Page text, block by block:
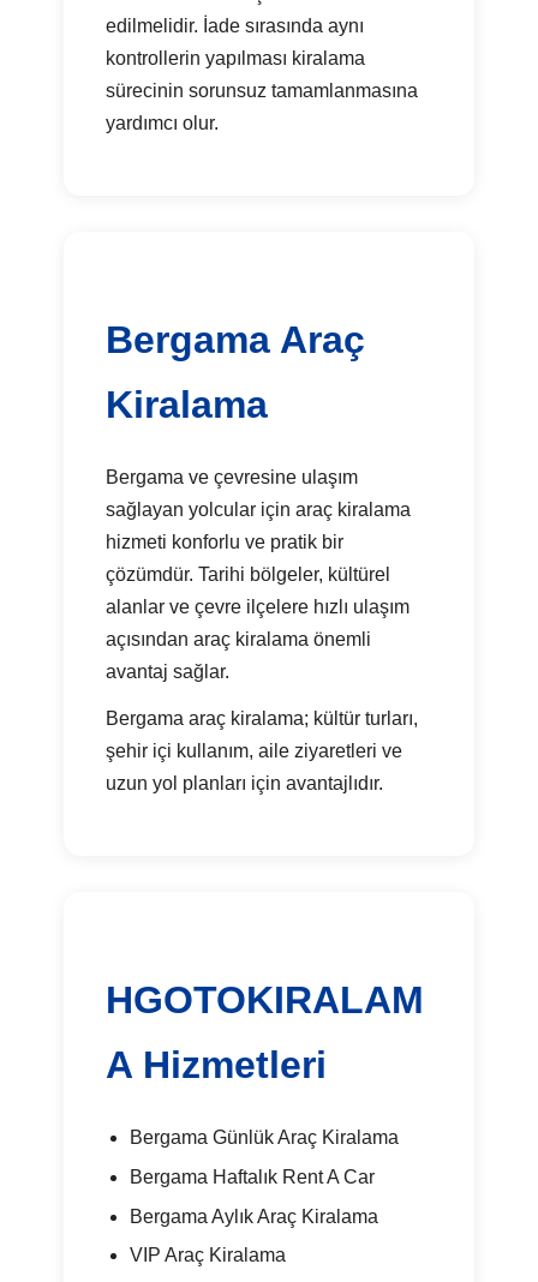
edilmelidir. İade sırasında aynı
kontrollerin yapılması kiralama
sürecinin sorunsuz tamamlanmasına
yardımcı olur.
Bergama Araç
Kiralama
Bergama ve çevresine ulaşım
sağlayan yolcular için araç kiralama
hizmeti konforlu ve pratik bir
çözümdür. Tarihi bölgeler, kültürel
alanlar ve çevre ilçelere hızlı ulaşım
açısından araç kiralama önemli
avantaj sağlar.
Bergama araç kiralama; kültür turları,
şehir içi kullanım, aile ziyaretleri ve
uzun yol planları için avantajlıdır.
HGOTOKIRALAM
A Hizmetleri
Bergama Günlük Araç Kiralama
Bergama Haftalık Rent A Car
Bergama Aylık Araç Kiralama
VIP Araç Kiralama